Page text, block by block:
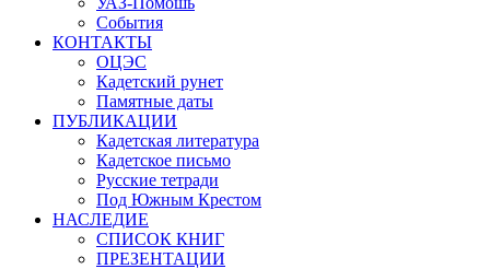
События
КОНТАКТЫ
ОЦЭС
Кадетский рунет
Памятные даты
ПУБЛИКАЦИИ
Кадетская литература
Кадетское письмо
Русские тетради
Под Южным Крестом
НАСЛЕДИЕ
СПИСОК КНИГ
ПРЕЗЕНТАЦИИ